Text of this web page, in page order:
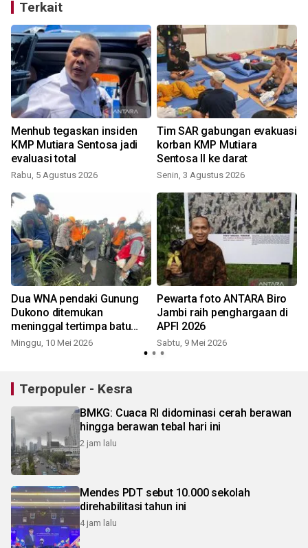
Terkait
Menhub tegaskan insiden
KMP Mutiara Sentosa jadi
evaluasi total
Rabu, 5 Agustus 2026
Tim SAR gabungan evakuasi
korban KMP Mutiara
Sentosa II ke darat
Senin, 3 Agustus 2026
Dua WNA pendaki Gunung
Dukono ditemukan
meninggal tertimpa batu
erupsi
Minggu, 10 Mei 2026
Pewarta foto ANTARA Biro
Jambi raih penghargaan di
APFI 2026
Sabtu, 9 Mei 2026
Terpopuler - Kesra
BMKG: Cuaca RI didominasi cerah berawan
hingga berawan tebal hari ini
2 jam lalu
Mendes PDT sebut 10.000 sekolah
direhabilitasi tahun ini
4 jam lalu